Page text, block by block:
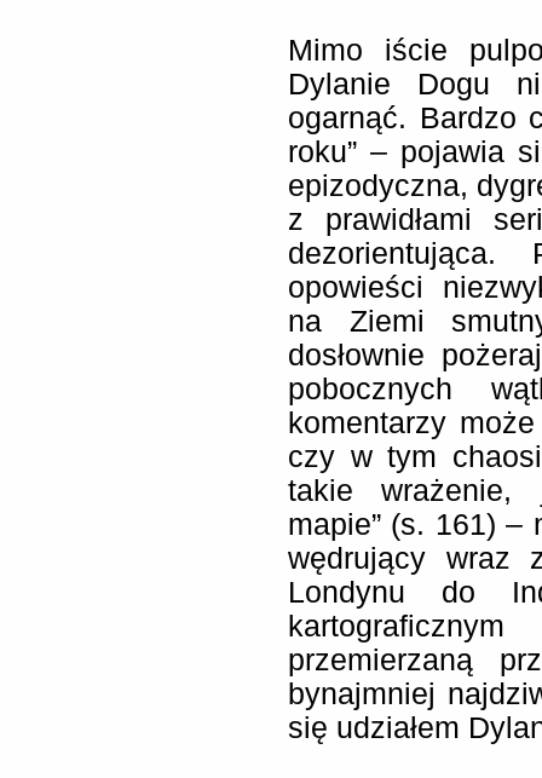
Mimo iście
Dylanie Dogu
ogarnąć. Bardzo
roku” – pojawia
epizodyczna,
z prawidłami
dezorientująca.
opowieści
na Ziemi
dosłownie
pobocznych
komentarzy
czy w tym
takie wrażenie,
mapie” (s. 161) –
wędrujący wraz
Londynu do
przemierzaną
bynajmniej
się udziałem